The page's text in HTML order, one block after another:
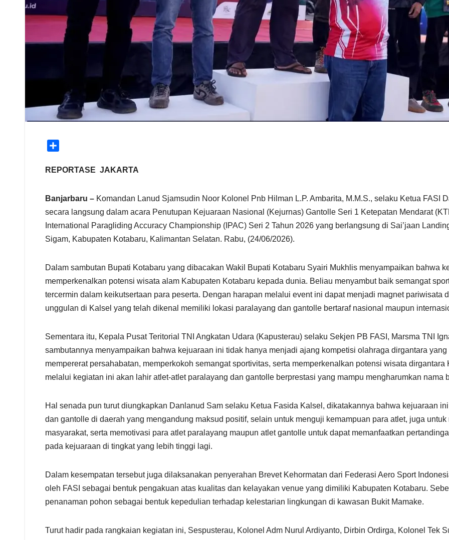
a
e
REPORTASE JAKARTA
Banjarbaru – Komandan Lanud Sjamsudin Noor Kolonel Pnb Hilman L.P. Ambarita, M.M.S., selaku Ketua FASI
secara langsung dalam acara Penutupan Kejuaraan Nasional (Kejurnas) Gantolle Seri 1 Ketepatan Mendarat
International Paragliding Accuracy Championship (IPAC) Seri 2 Tahun 2026 yang berlangsung di Sai’jaan
Sigam, Kabupaten Kotabaru, Kalimantan Selatan. Rabu, (24/06/2026).
Dalam sambutan Bupati Kotabaru yang dibacakan Wakil Bupati Kotabaru Syairi Mukhlis menyampaikan bahwa
memperkenalkan potensi wisata alam Kabupaten Kotabaru kepada dunia. Beliau menyambut baik semangat
tercermin dalam keikutsertaan para peserta. Dengan harapan melalui event ini dapat menjadi magnet pariwisata
unggulan di Kalsel yang telah dikenal memiliki lokasi paralayang dan gantolle bertaraf nasional maupun
Sementara itu, Kepala Pusat Teritorial TNI Angkatan Udara (Kapusterau) selaku Sekjen PB FASI, Marsma TNI
sambutannya menyampaikan bahwa kejuaraan ini tidak hanya menjadi ajang kompetisi olahraga dirgantara
mempererat persahabatan, memperkokoh semangat sportivitas, serta memperkenalkan potensi wisata
melalui kegiatan ini akan lahir atlet-atlet paralayang dan gantolle berprestasi yang mampu mengharumkan nama
Hal senada pun turut diungkapkan Danlanud Sam selaku Ketua Fasida Kalsel, dikatakannya bahwa kejuaraan
dan gantolle di daerah yang mengandung maksud positif, selain untuk menguji kemampuan para atlet, juga
masyarakat, serta memotivasi para atlet paralayang maupun atlet gantolle untuk dapat memanfaatkan
pada kejuaraan di tingkat yang lebih tinggi lagi.
Dalam kesempatan tersebut juga dilaksanakan penyerahan Brevet Kehormatan dari Federasi Aero Sport
oleh FASI sebagai bentuk pengakuan atas kualitas dan kelayakan venue yang dimiliki Kabupaten Kotabaru.
penanaman pohon sebagai bentuk kepedulian terhadap kelestarian lingkungan di kawasan Bukit Mamake.
Turut hadir pada rangkaian kegiatan ini, Sespusterau, Kolonel Adm Nurul Ardiyanto, Dirbin Ordirga, Kolonel Tek